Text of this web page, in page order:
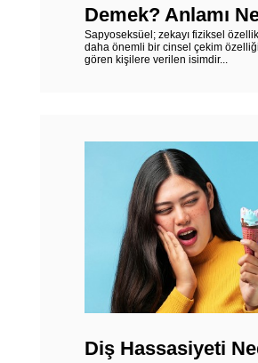
Demek? Anlamı
Sapyoseksüel; zekayı fiziksel
daha önemli bir cinsel çekim
gören kişilere verilen isimdir...
Diş Hassasiyeti